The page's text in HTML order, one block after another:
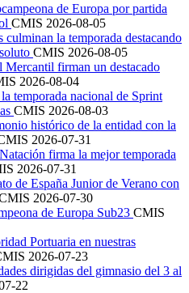
de Europa por partida
CMIS 2026-08-05
culminan la temporada destacando
CMIS 2026-08-05
Mercantil firman un destacado
2026-08-04
temporada nacional de Sprint
CMIS 2026-08-03
histórico de la entidad con la
2026-07-31
firma la mejor temporada
2026-07-31
de España Junior de Verano con
2026-07-30
de Europa Sub23 CMIS
Portuaria en nuestras
2026-07-23
dirigidas del gimnasio del 3 al
22